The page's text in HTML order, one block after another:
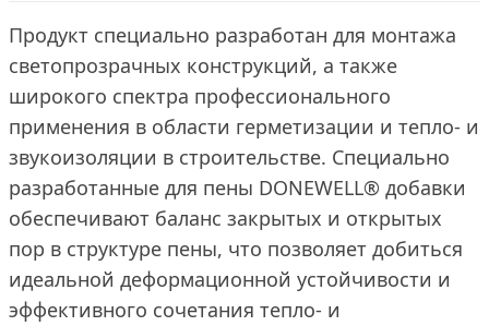
Продукт специально разработан для монтажа
светопрозрачных конструкций, а также
широкого спектра профессионального
применения в области герметизации и тепло- и
звукоизоляции в строительстве. Специально
разработанные для пены DONEWELL® добавки
обеспечивают баланс закрытых и открытых
пор в структуре пены, что позволяет добиться
идеальной деформационной устойчивости и
эффективного сочетания тепло- и